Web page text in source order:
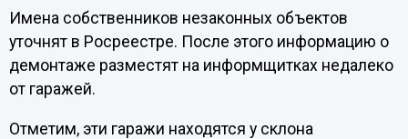
Имена собственников незаконных объектов
уточнят в Росреестре. После этого информацию о
демонтаже разместят на информщитках недалеко
от гаражей.
Отметим, эти гаражи находятся у склона